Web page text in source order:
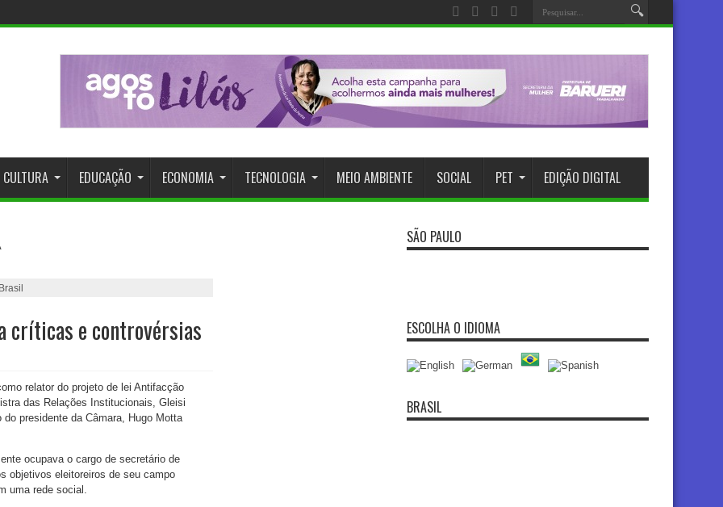
CULTURA EDUCAÇÃO ECONOMIA TECNOLOGIA MEIO AMBIENTE SOCIAL PET EDIÇÃO DIGITAL
críticas e controvérsias
relator do projeto de lei Antifacção
das Relações Institucionais, Gleisi
presidente da Câmara, Hugo Motta
ocupava o cargo de secretário de
objetivos eleitoreiros de seu campo
uma rede social.
SÃO PAULO
ESCOLHA O IDIOMA
BRASIL